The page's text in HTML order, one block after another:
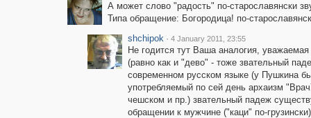
А может слово "радость" по-старославянски
Типа обращение: Богородица! по-
shchipok · 4 January 2011, 23:55
Не годится тут Ваша аналогия,
(равно как и "дево" - тоже звательный
современном русском языке (у Пушкина
употребляемый по сей день архаизм
чешском и пр.) звательный падеж
обращении к мужчине ("каци" по-